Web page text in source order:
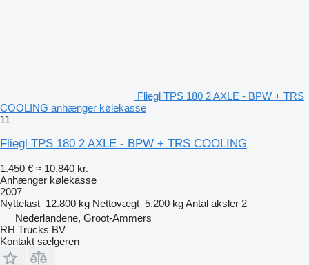
Fliegl TPS 180 2 AXLE - BPW + TRS
COOLING anhænger kølekasse
11
Fliegl TPS 180 2 AXLE - BPW + TRS COOLING
1.450 € ≈ 10.840 kr.
Anhænger kølekasse
2007
Nyttelast 12.800 kg Nettovægt 5.200 kgAntal aksler 2
Nederlandene, Groot-Ammers
RH Trucks BV
Kontakt sælgeren